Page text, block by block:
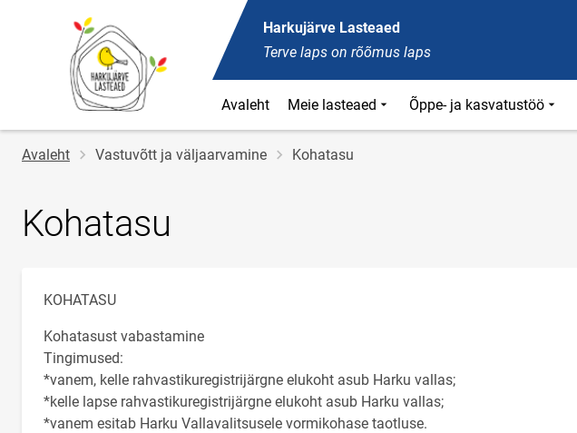
Harkujärve Lasteaed
Terve laps on rõõmus laps
Avaleht Meie lasteaed Õppe- ja kasvatustöö
Jälglink
Avaleht Vastuvõtt ja väljaarvamine Kohatasu
Kohatasu
KOHATASU
Kohatasust vabastamine
Tingimused:
*vanem, kelle rahvastikuregistrijärgne elukoht asub Harku vallas;
*kelle lapse rahvastikuregistrijärgne elukoht asub Harku vallas;
*vanem esitab Harku Vallavalitsusele vormikohase taotluse.